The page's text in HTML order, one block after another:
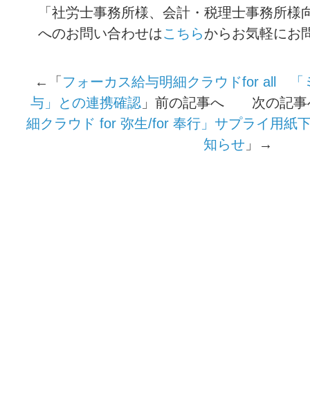
「社労士事務所様、会計・税理士事務所様
へのお問い合わせはこちらからお気軽にお
←「 フォーカス給与明細クラウドfor all 「
与」との連携確認 」前の記事へ 次の記事
細クラウド for 弥生/for 奉行」サプライ用紙
知らせ 」→